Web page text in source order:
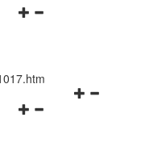
Navigationsmenü
Navigationsmenü